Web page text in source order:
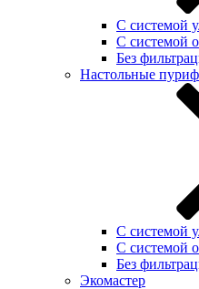
С системой
С системой
Без
Настольные
С системой
C системой
Без
Экомастер